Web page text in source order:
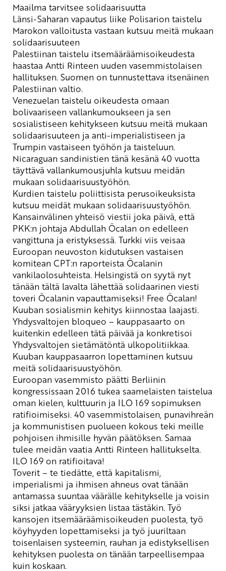
Maailma tarvitsee solidaarisuutta
Länsi-Saharan vapautus liike Polisarion taistelu
Marokon valloitusta vastaan kutsuu meitä mukaan
solidaarisuuteen
Palestiinan taistelu itsemääräämisoikeudesta
haastaa Antti Rinteen uuden vasemmistolaisen
hallituksen. Suomen on tunnustettava itsenäinen
Palestiinan valtio.
Venezuelan taistelu oikeudesta omaan
bolivaariseen vallankumoukseen ja sen
sosialistiseen kehitykseen kutsuu meitä mukaan
solidaarisuuteen ja anti-imperialistiseen ja
Trumpin vastaiseen työhön ja taisteluun.
Nicaraguan sandinistien tänä kesänä 40 vuotta
täyttävä vallankumousjuhla kutsuu meidän
mukaan solidaarisuustyöhön.
Kurdien taistelu poliittisista perusoikeuksista
kutsuu meidät mukaan solidaarisuustyöhön.
Kansainvälinen yhteisö viestii joka päivä, että
PKK:n johtaja Abdullah Öcalan on edelleen
vangittuna ja eristyksessä. Turkki viis veisaa
Euroopan neuvoston kidutuksen vastaisen
komitean CPT:n raporteista Öcalanin
vankilaolosuhteista. Helsingistä on syytä nyt
tänään tältä lavalta lähettää solidaarinen viesti
toveri Öcalanin vapauttamiseksi! Free Öcalan!
Kuuban sosialismin kehitys kiinnostaa laajasti.
Yhdysvaltojen bloqueo – kauppasaarto on
kuitenkin edelleen tätä päivää ja konkretisoi
Yhdysvaltojen sietämätöntä ulkopolitiikkaa.
Kuuban kauppasaarron lopettaminen kutsuu
meitä solidaarisuustyöhön.
Euroopan vasemmisto päätti Berliinin
kongressissaan 2016 tukea saamelaisten taistelua
oman kielen, kulttuurin ja ILO 169 sopimuksen
ratifioimiseksi. 40 vasemmistolaisen, punavihreän
ja kommunistisen puolueen kokous teki meille
pohjoisen ihmisille hyvän päätöksen. Samaa
tulee meidän vaatia Antti Rinteen hallitukselta.
ILO 169 on ratifioitava!
Toverit – te tiedätte, että kapitalismi,
imperialismi ja ihmisen ahneus ovat tänään
antamassa suuntaa väärälle kehitykselle ja voisin
siksi jatkaa vääryyksien listaa tästäkin. Työ
kansojen itsemääräämisoikeuden puolesta, työ
köyhyyden lopettamiseksi ja työ juuriltaan
toisenlaisen systeemin, rauhan ja edistyksellisen
kehityksen puolesta on tänään tarpeellisempaa
kuin koskaan.